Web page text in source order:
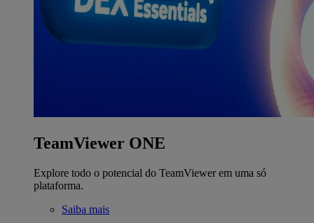
TeamViewer ONE
Explore todo o potencial do TeamViewer em uma só
plataforma.
Saiba mais